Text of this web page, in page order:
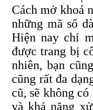
Cách mở khoá
những mã số
Hiện nay chỉ
được trang bị
nhiên, bạn
cũng rất đa
cũ, sẽ không
và khả năng